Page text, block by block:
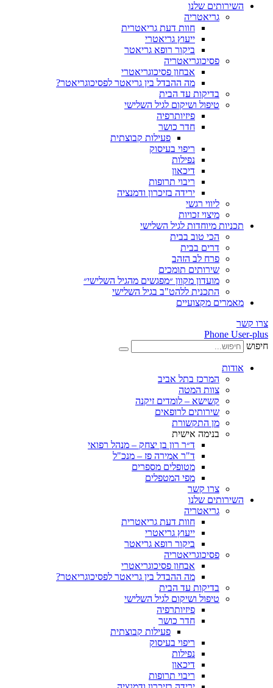
שלנו
גריאטריה
חוות דעת גריאטרית
ייעוץ גריאטרי
ביקור רופא גריאטר
פסיכוגריאטריה
אבחון פסיכוגריאטרי
מה ההבדל בין גריאטר לפסיכוגריאטר?
בדיקות עד הבית
טיפול ושיקום לגיל השלישי
פיזיותרפיה
חדר כושר
פעילות קבוצתית
ריפוי בעיסוק
ריבוי תרופות
ירידה בזיכרון ודמנציה
מיצוי זכויות
מיוחדות לגיל השלישי
הכי טוב בבית
דרים בבית
פרח לב הזהב
שירותים תומכים
מועדון מקוון ״מפגשים מהגיל השלישי״
התכנית ללהט"ב בגיל השלישי
מקצועיים
Phone
המרכז בתל אביב
צוות המטה
קשישא – לומדים זיקנה
שירותים לרופאים
מן התקשורת
בנימה אישית
ד״ר רון בן יצחק – מנהל רפואי
ד"ר אמירה פז – מנכ"ל
מטופלים מספרים
מפי המטפלים
שלנו
גריאטריה
חוות דעת גריאטרית
ייעוץ גריאטרי
ביקור רופא גריאטר
פסיכוגריאטריה
אבחון פסיכוגריאטרי
מה ההבדל בין גריאטר לפסיכוגריאטר?
בדיקות עד הבית
טיפול ושיקום לגיל השלישי
פיזיותרפיה
חדר כושר
פעילות קבוצתית
ריפוי בעיסוק
ריבוי תרופות